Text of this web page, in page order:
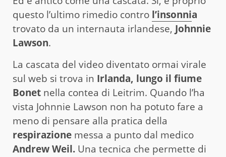
questo l’ultimo rimedio contro l’insonnia
trovato da un internauta irlandese, Johnnie
Lawson.
La cascata del video diventato ormai virale
sul web si trova in Irlanda, lungo il fiume
Bonet nella contea di Leitrim. Quando l’ha
vista Johnnie Lawson non ha potuto fare a
meno di pensare alla pratica della
respirazione messa a punto dal medico
Andrew Weil. Una tecnica che permette di